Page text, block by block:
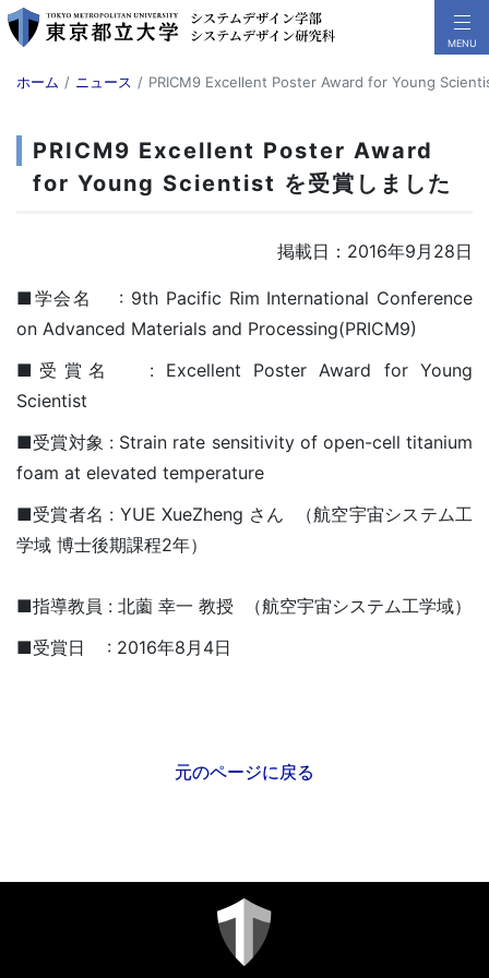
ホーム ニュース PRICM9 Excellent Poster Award for Young
PRICM9 Excellent Poster Award
for Young Scientist を受賞しました
掲載日：2016年9月28日
■学会名 : 9th Pacific Rim International Conference
on Advanced Materials and Processing(PRICM9)
■受賞名 : Excellent Poster Award for Young
Scientist
■受賞対象 : Strain rate sensitivity of open-cell titanium
foam at elevated temperature
■受賞者名 : YUE XueZheng さん （航空宇宙システム工
学域 博士後期課程2年）
■指導教員 : 北薗 幸一 教授 （航空宇宙システム工学域）
■受賞日 : 2016年8月4日
元のページに戻る